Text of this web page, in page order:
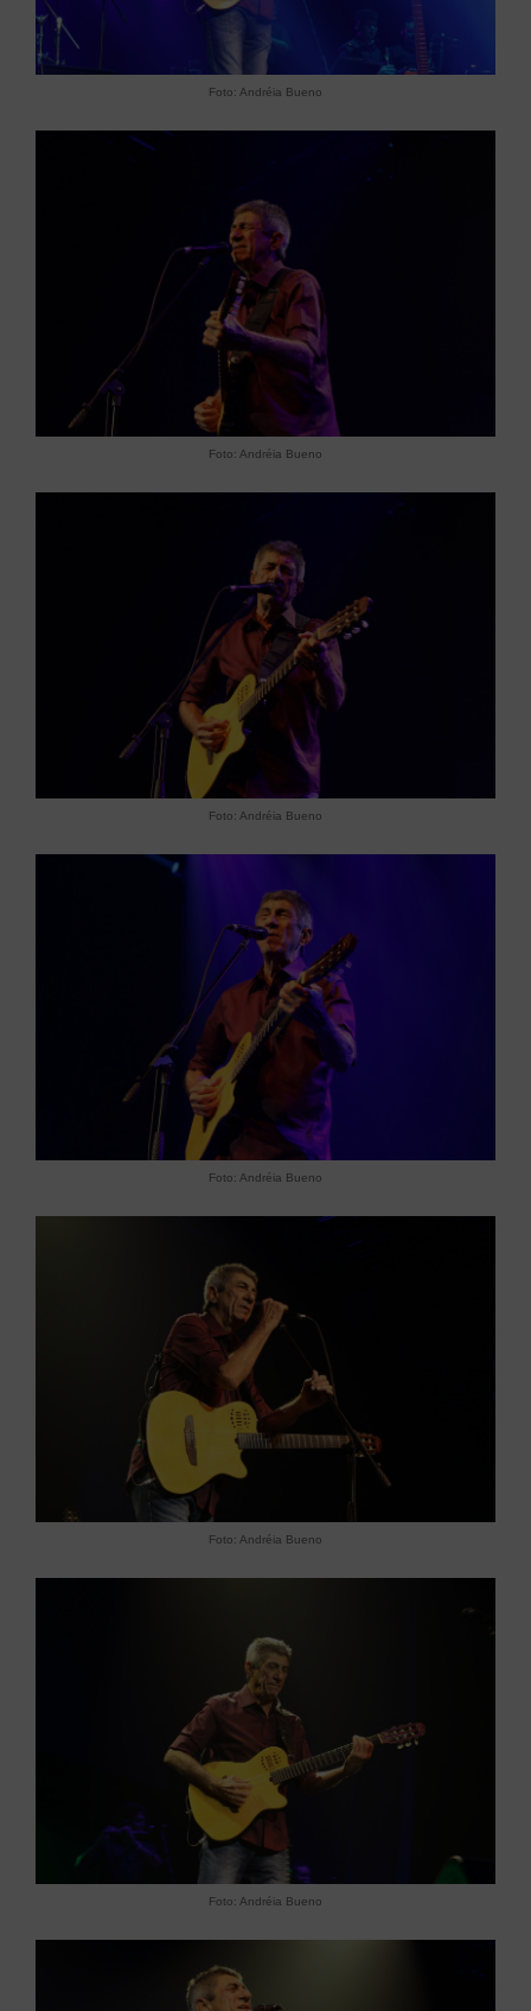
Foto: Andréia Bueno
Foto: Andréia Bueno
Foto: Andréia Bueno
Foto: Andréia Bueno
Foto: Andréia Bueno
Foto: Andréia Bueno